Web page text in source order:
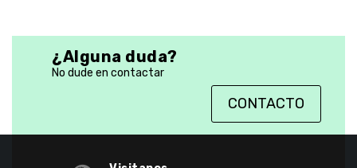
¿Alguna duda?
No dude en contactar
CONTACTO